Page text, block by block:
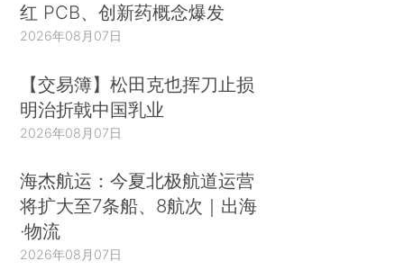
红 PCB、创新药概念爆发
2026年08月07日
【交易簿】松田克也挥刀止损
明治折戟中国乳业
2026年08月07日
海杰航运：今夏北极航道运营
将扩大至7条船、8航次｜出海
·物流
2026年08月07日